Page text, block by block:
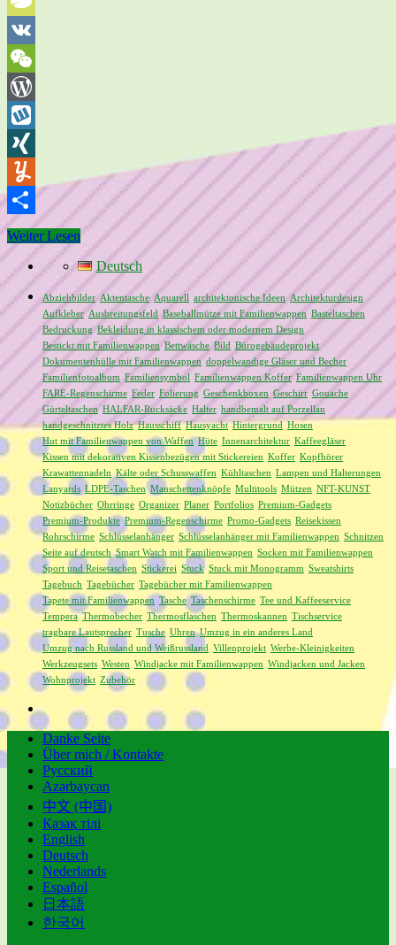
TypePad
VK
WeChat
WordPress
Wykop
XING
Yummly
Teilen
Weiter Lesen
Deutsch
Abziehbilder Aktentasche Aquarell architektonische Ideen
Architekturdesign
Aufkleber Ausbreitungsfeld Baseballmütze mit Familienwappen Basteltaschen
Bedruckung Bekleidung in klassischem oder modernem Design
Bestickt mit Familienwappen Bettwäsche Bild
Bürogebäudeprojekt
Dokumentenhülle mit Familienwappen doppelwandige Gläser und Becher
Familienfotoalbum Familiensymbol Familienwappen Koffer Familienwappen Uhr
FARE-Regenschirme Feder Folierung Geschenkboxen Geschirr Gouache
Gürteltaschen HALFAR-Rucksäcke Halter handbemalt auf Porzellan
handgeschnitztes Holz Hausschiff Hausyacht Hintergrund Hosen
Hut mit Familienwappen von Waffen Hüte Innenarchitektur Kaffeegläser
Kissen mit dekorativen Kissenbezügen mit Stickereien Koffer Kopfhörer
Krawattennadeln Kälte oder Schusswaffen Kühltaschen Lampen und Halterungen
Lanyards LDPE-Taschen Manschettenknöpfe Multitools Mützen NFT-KUNST
Notizbücher Ohrringe Organizer Planer Portfolios Premium-Gadgets
Premium-Produkte Premium-Regenschirme Promo-Gadgets Reisekissen
Rohrschirme Schlüsselanhänger Schlüsselanhänger mit Familienwappen Schnitzen
Seite auf deutsch Smart Watch mit Familienwappen Socken mit Familienwappen
Sport und Reisetaschen Stickerei Stuck Stuck mit Monogramm Sweatshirts
Tagebuch Tagebücher Tagebücher mit Familienwappen
Tapete mit Familienwappen Tasche Taschenschirme Tee und Kaffeeservice
Tempera Thermobecher Thermosflaschen Thermoskannen Tischservice
tragbare Lautsprecher Tusche Uhren Umzug in ein anderes Land
Umzug nach Russland und Weißrussland
Villenprojekt Werbe-Kleinigkeiten
Werkzeugsets Westen Windjacke mit Familienwappen Windjacken und Jacken
Wohnprojekt Zubehör
Danke Seite
Über mich / Kontakte
Русский
Azərbaycan
中文 (中国)
Қазақ тілі
English
Deutsch
Nederlands
Español
日本語
한국어